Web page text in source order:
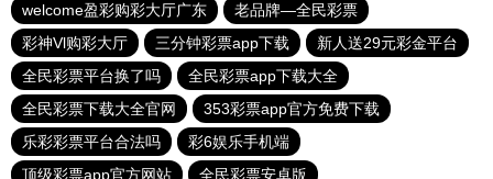
welcome盈彩购彩大厅广东
老品牌—全民彩票
彩神Vl购彩大厅
三分钟彩票app下载
新人送29元彩金平台
全民彩票平台换了吗
全民彩票app下载大全
全民彩票下载大全官网
353彩票app官方免费下载
乐彩彩票平台合法吗
彩6娱乐手机端
顶级彩票app官方网站
全民彩票安卓版